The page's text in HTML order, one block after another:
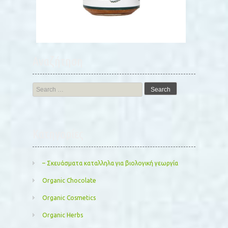
Search
for:
– Σκευάσματα καταλληλα για βιολογική γεωργία
Organic Chocolate
Organic Cosmetics
Organic Herbs